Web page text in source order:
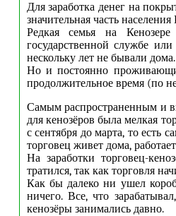
Для заработка денег на
значительная часть
Редкая семья на
государственной службе
нескольку лет не бывали дома.
Но и постоянно
продолжительное время (по
Самым распространенным и
для кенозёров была мелкая
с сентября до марта, то есть
торговец живет дома,
На заработки торговец-
тратился, так как торговля
Как бы далеко ни ушел
ничего. Все, что
кенозёры занимались давно.